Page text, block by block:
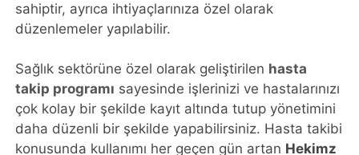
sahiptir, ayrıca ihtiyaçlarınıza özel olarak
düzenlemeler yapılabilir.
Sağlık sektörüne özel olarak geliştirilen hasta
takip programı sayesinde işlerinizi ve hastalarınızı
çok kolay bir şekilde kayıt altında tutup yönetimini
daha düzenli bir şekilde yapabilirsiniz. Hasta takibi
konusunda kullanımı her geçen gün artan Hekimz